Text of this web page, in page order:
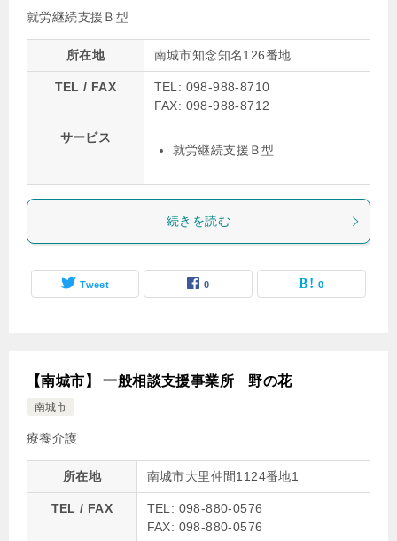
就労継続支援Ｂ型
所在地 南城市知念知名126番地
TEL / FAX
TEL: 098-988-8710
FAX: 098-988-8712
サービス
就労継続支援Ｂ型
続きを読む
Tweet 0 0
【南城市】 一般相談支援事業所 野の花
南城市
療養介護
所在地 南城市大里仲間1124番地1
TEL / FAX
TEL: 098-880-0576
FAX: 098-880-0576